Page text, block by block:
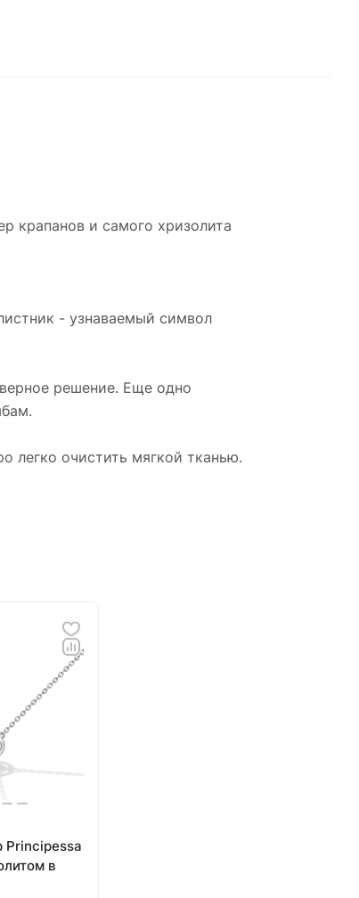
крапанов и самого хризолита
- узнаваемый символ
решение. Еще одно
легко очистить мягкой тканью.
Principessa
в